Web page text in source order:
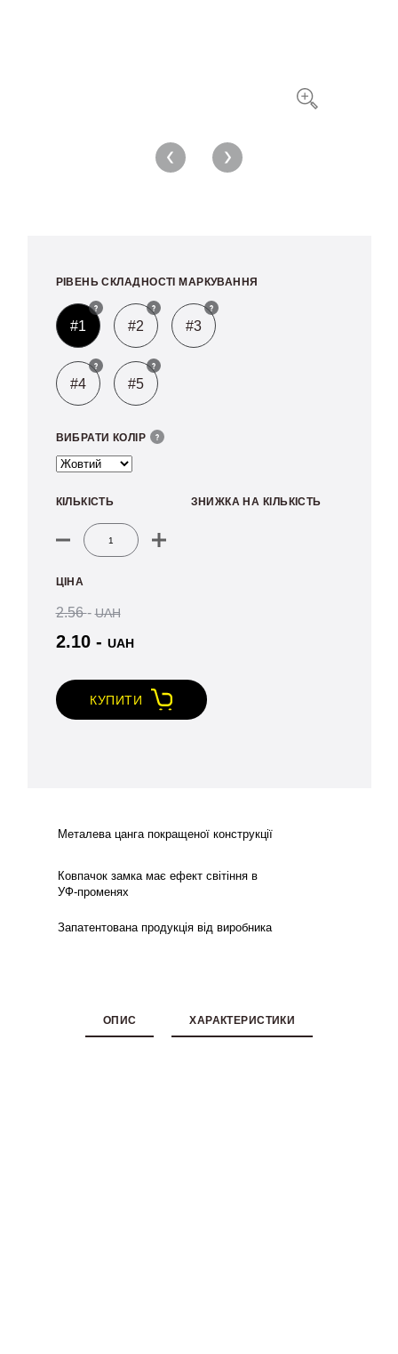
Металева цанга покращеної конструкції
Ковпачок замка має ефект світіння в
УФ-променях
Запатентована продукція від виробника
РІВЕНЬ СКЛАДНОСТІ МАРКУВАННЯ
#1
#5
#4
#3
#2
ВИБРАТИ КОЛІР
КІЛЬКІСТЬ
Індикаторна
Стріла
V2
ЦІНА
2.56-UAH
2.10 - UAH
ЗНИЖКА НА КІЛЬКІСТЬ
КУПИТИ
ОПИС ХАРАКТЕРИСТИКИ